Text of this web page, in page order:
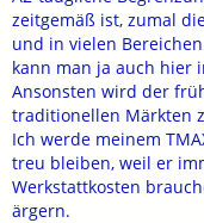
zeitgemäß ist, zumal
und in vielen
kann man ja auch hier
Ansonsten wird der
traditionellen Märkten
Ich werde meinem
treu bleiben, weil er
Werkstattkosten
ärgern.